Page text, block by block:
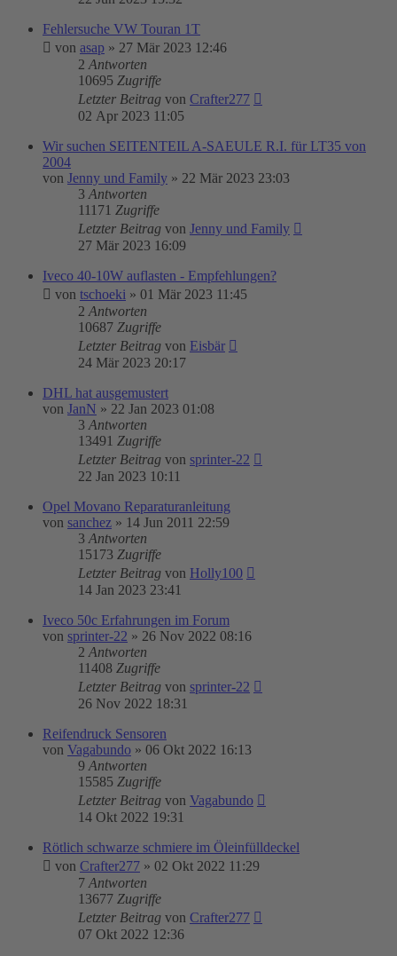
Fehlersuche VW Touran 1T
von asap » 27 Mär 2023 12:46
2 Antworten
10695 Zugriffe
Letzter Beitrag von Crafter277
02 Apr 2023 11:05
Wir suchen SEITENTEIL A-SAEULE R.I. für LT35 von
2004
von Jenny und Family » 22 Mär 2023 23:03
3 Antworten
11171 Zugriffe
Letzter Beitrag von Jenny und Family
27 Mär 2023 16:09
Iveco 40-10W auflasten - Empfehlungen?
von tschoeki » 01 Mär 2023 11:45
2 Antworten
10687 Zugriffe
Letzter Beitrag von Eisbär
24 Mär 2023 20:17
DHL hat ausgemustert
von JanN » 22 Jan 2023 01:08
3 Antworten
13491 Zugriffe
Letzter Beitrag von sprinter-22
22 Jan 2023 10:11
Opel Movano Reparaturanleitung
von sanchez » 14 Jun 2011 22:59
3 Antworten
15173 Zugriffe
Letzter Beitrag von Holly100
14 Jan 2023 23:41
Iveco 50c Erfahrungen im Forum
von sprinter-22 » 26 Nov 2022 08:16
2 Antworten
11408 Zugriffe
Letzter Beitrag von sprinter-22
26 Nov 2022 18:31
Reifendruck Sensoren
von Vagabundo » 06 Okt 2022 16:13
9 Antworten
15585 Zugriffe
Letzter Beitrag von Vagabundo
14 Okt 2022 19:31
Rötlich schwarze schmiere im Öleinfülldeckel
von Crafter277 » 02 Okt 2022 11:29
7 Antworten
13677 Zugriffe
Letzter Beitrag von Crafter277
07 Okt 2022 12:36